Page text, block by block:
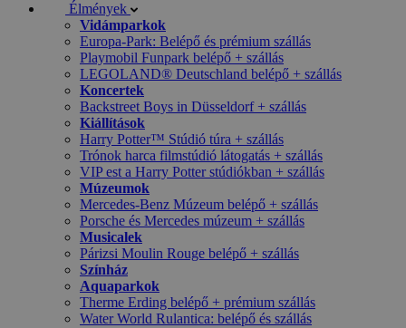
Élmények
Vidámparkok
Europa-Park: Belépő és prémium szállás
Playmobil Funpark belépő + szállás
LEGOLAND® Deutschland belépő + szállás
Koncertek
Backstreet Boys in Düsseldorf + szállás
Kiállítások
Harry Potter™ Stúdió túra + szállás
Trónok harca filmstúdió látogatás + szállás
VIP est a Harry Potter stúdiókban + szállás
Múzeumok
Mercedes-Benz Múzeum belépő + szállás
Porsche és Mercedes múzeum + szállás
Musicalek
Párizsi Moulin Rouge belépő + szállás
Színház
Aquaparkok
Therme Erding belépő + prémium szállás
Water World Rulantica: belépő és szállás